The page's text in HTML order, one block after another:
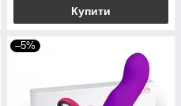
Купити
–5%